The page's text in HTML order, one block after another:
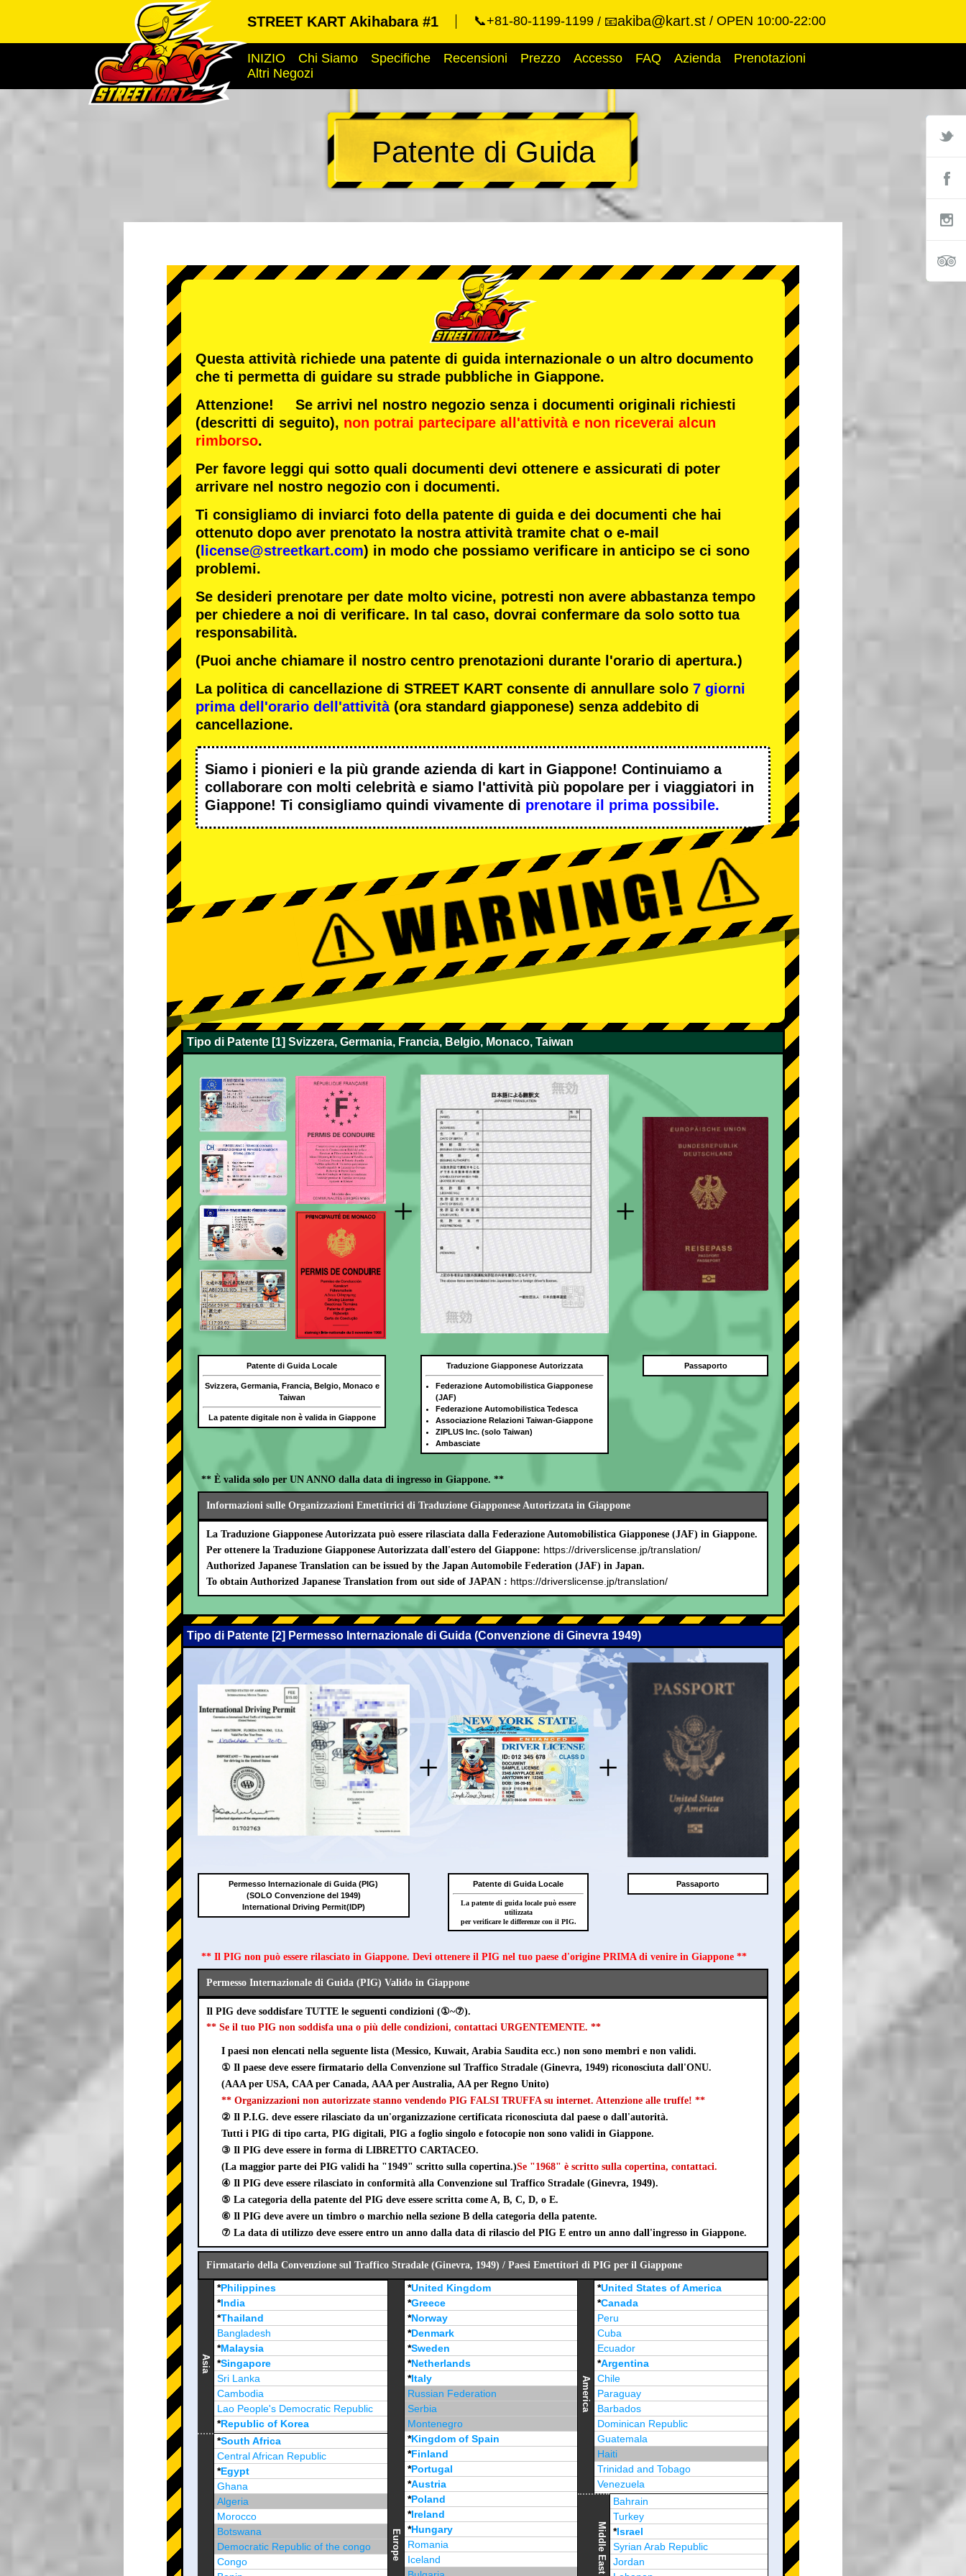
STREET KART Akihabara #1 📞+81-80-1199-1199 📧akiba@kart.st OPEN 10:00-22:00
INIZIO Chi Siamo Specifiche Recensioni Prezzo Accesso FAQ Azienda
Prenotazioni
Altri Negozi
Patente di Guida
Questa attività richiede una patente di guida internazionale o un altro documento
che ti permetta di guidare su strade pubbliche in Giappone.
Attenzione! Se arrivi nel nostro negozio senza i documenti originali richiesti
(descritti di seguito), non potrai partecipare all'attività e non riceverai alcun
rimborso.
Per favore leggi qui sotto quali documenti devi ottenere e assicurati di poter
arrivare nel nostro negozio con i documenti.
Ti consigliamo di inviarci foto della patente di guida e dei documenti che hai
ottenuto dopo aver prenotato la nostra attività tramite chat o e-mail
( license@streetkart.com) in modo che possiamo verificare in anticipo se ci sono
problemi.
Se desideri prenotare per date molto vicine, potresti non avere abbastanza tempo
per chiedere a noi di verificare. In tal caso, dovrai confermare da solo sotto tua
responsabilità.
(Puoi anche chiamare il nostro centro prenotazioni durante l'orario di apertura.)
La politica di cancellazione di STREET KART consente di annullare solo 7 giorni
prima dell'orario dell'attività(ora standard giapponese) senza addebito di
cancellazione.
Siamo i pionieri e la più grande azienda di kart in Giappone! Continuiamo a
collaborare con molti celebritàe siamo l'attività più popolare per i viaggiatori in
Giappone! Ti consigliamo quindi vivamente di prenotare il prima possibile.
Tipo di Patente [1] Svizzera, Germania, Francia, Belgio, Monaco, Taiwan
+ +
Patente di Guida Locale
Svizzera, Germania, Francia, Belgio, Monaco e
Taiwan
La patente digitale non è valida in Giappone
Traduzione Giapponese Autorizzata
Federazione Automobilistica Giapponese
(JAF)
Federazione Automobilistica Tedesca
Associazione Relazioni Taiwan-Giappone
ZIPLUS Inc. (solo Taiwan)
Ambasciate
Passaporto
** È valida solo per UN ANNO dalla data di ingresso in Giappone. **
Informazioni sulle Organizzazioni Emettitrici di Traduzione Giapponese Autorizzata in Giappone
La Traduzione Giapponese Autorizzata può essere rilasciata dalla Federazione Automobilistica Giapponese (JAF) in Giappone.
Per ottenere la Traduzione Giapponese Autorizzata dall'estero del Giappone: https://driverslicense.jp/translation/
Authorized Japanese Translation can be issued by the Japan Automobile Federation (JAF) in Japan.
To obtain Authorized Japanese Translation from out side of JAPAN : https://driverslicense.jp/translation/
Tipo di Patente [2] Permesso Internazionale di Guida (Convenzione di Ginevra 1949)
+ +
Permesso Internazionale di Guida (PIG)
(SOLO Convenzione del 1949)
International Driving Permit(IDP)
Patente di Guida Locale
La patente di guida locale può essere
utilizzata
per verificare le differenze con il PIG.
Passaporto
** Il PIG non può essere rilasciato in Giappone. Devi ottenere il PIG nel tuo paese d'origine PRIMA di venire in Giappone **
Permesso Internazionale di Guida (PIG) Valido in Giappone
Il PIG deve soddisfare TUTTE le seguenti condizioni (①~⑦).
** Se il tuo PIG non soddisfa una o più delle condizioni, contattaci URGENTEMENTE. **
I paesi non elencati nella seguente lista (Messico, Kuwait, Arabia Saudita ecc.) non sono membri e non validi.
① Il paese deve essere firmatario della Convenzione sul Traffico Stradale (Ginevra, 1949) riconosciuta dall'ONU.
(AAA per USA, CAA per Canada, AAA per Australia, AA per Regno Unito)
** Organizzazioni non autorizzate stanno vendendo PIG FALSI TRUFFA su internet. Attenzione alle truffe! **
② Il P.I.G. deve essere rilasciato da un'organizzazione certificata riconosciuta dal paese o dall'autorità.
Tutti i PIG di tipo carta, PIG digitali, PIG a foglio singolo e fotocopie non sono validi in Giappone.
③ Il PIG deve essere in forma di LIBRETTO CARTACEO.
(La maggior parte dei PIG validi ha "1949" scritto sulla copertina.)Se "1968" è scritto sulla copertina, contattaci.
④ Il PIG deve essere rilasciato in conformità alla Convenzione sul Traffico Stradale (Ginevra, 1949).
⑤ La categoria della patente del PIG deve essere scritta come A, B, C, D, o E.
⑥ Il PIG deve avere un timbro o marchio nella sezione B della categoria della patente.
⑦ La data di utilizzo deve essere entro un anno dalla data di rilascio del PIG E entro un anno dall'ingresso in Giappone.
Firmatario della Convenzione sul Traffico Stradale (Ginevra, 1949) / Paesi Emettitori di PIG per il Giappone
Asia
*Philippines
*India
*Thailand
Bangladesh
*Malaysia
*Singapore
Sri Lanka
Cambodia
Lao People's Democratic Republic
*Republic of Korea
Brunei Darussalam
*South Africa
Central African Republic
*Egypt
Ghana
Algeria
Morocco
Botswana
Democratic Republic of the congo
Congo
Europe
*United Kingdom
*Greece
*Norway
*Denmark
*Sweden
*Netherlands
*Italy
Russian Federation
Serbia
Montenegro
*Kingdom of Spain
*Finland
*Portugal
*Austria
*Poland
*Ireland
*Hungary
Romania
Iceland
America
*United States of America
*Canada
Peru
Cuba
Ecuador
*Argentina
Chile
Paraguay
Barbados
Dominican Republic
Guatemala
Haiti
Trinidad and Tobago
Venezuela
Jamaica
Middle East
Bahrain
Turkey
*Israel
Syrian Arab Republic
Jordan